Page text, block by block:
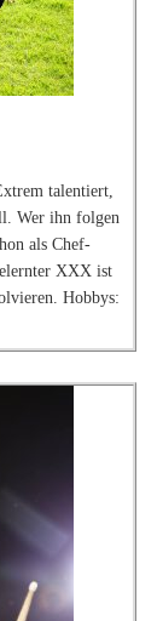
talentiert,
Wer ihn folgen
als Chef-
XXX ist
Hobbys: